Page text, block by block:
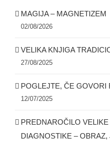
MAGIJA – MAGNETIZEM
02/08/2026
VELIKA KNJIGA
27/08/2025
POGLEJTE, ČE GOVORI
12/07/2025
PREDNAROČILO
DIAGNOSTIKE –